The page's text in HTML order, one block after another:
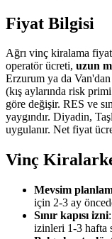
Fiyat Bilgisi
Ağrı vinç kiralama
operatör ücreti, uzun
Erzurum ya da
(kış aylarında risk
göre değişir. RES ve
yaygındır. Diyadin,
uygulanır. Net fiyat
Vinç
Mevsim
için 2-3 ay
Sınır kapısı izni
izinleri 1-3 hafta